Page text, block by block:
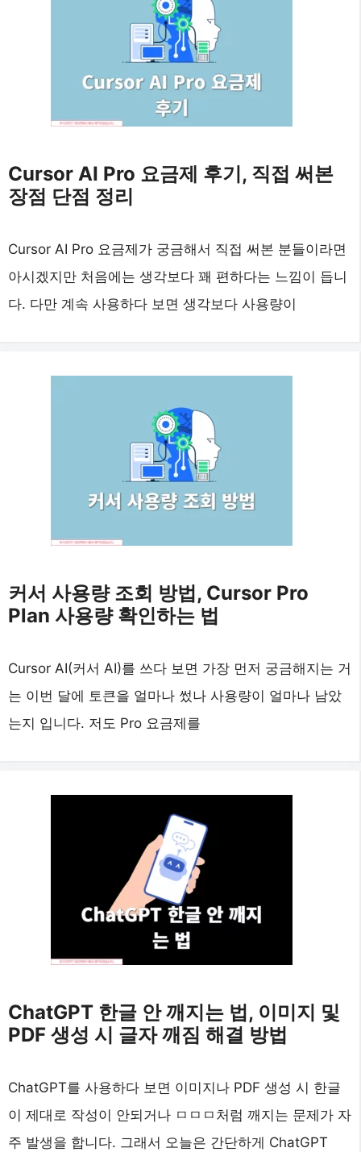
Cursor AI Pro 요금제 후기, 직접 써본
장점 단점 정리
Cursor AI Pro 요금제가 궁금해서 직접 써본 분들이라면
아시겠지만 처음에는 생각보다 꽤 편하다는 느낌이 듭니
다. 다만 계속 사용하다 보면 생각보다 사용량이
커서 사용량 조회 방법, Cursor Pro
Plan 사용량 확인하는 법
Cursor AI(커서 AI)를 쓰다 보면 가장 먼저 궁금해지는 거
는 이번 달에 토큰을 얼마나 썼나 사용량이 얼마나 남았
는지 입니다. 저도 Pro 요금제를
ChatGPT 한글 안 깨지는 법, 이미지 및
PDF 생성 시 글자 깨짐 해결 방법
ChatGPT를 사용하다 보면 이미지나 PDF 생성 시 한글
이 제대로 작성이 안되거나 ㅁㅁㅁ처럼 깨지는 문제가 자
주 발생을 합니다. 그래서 오늘은 간단하게 ChatGPT